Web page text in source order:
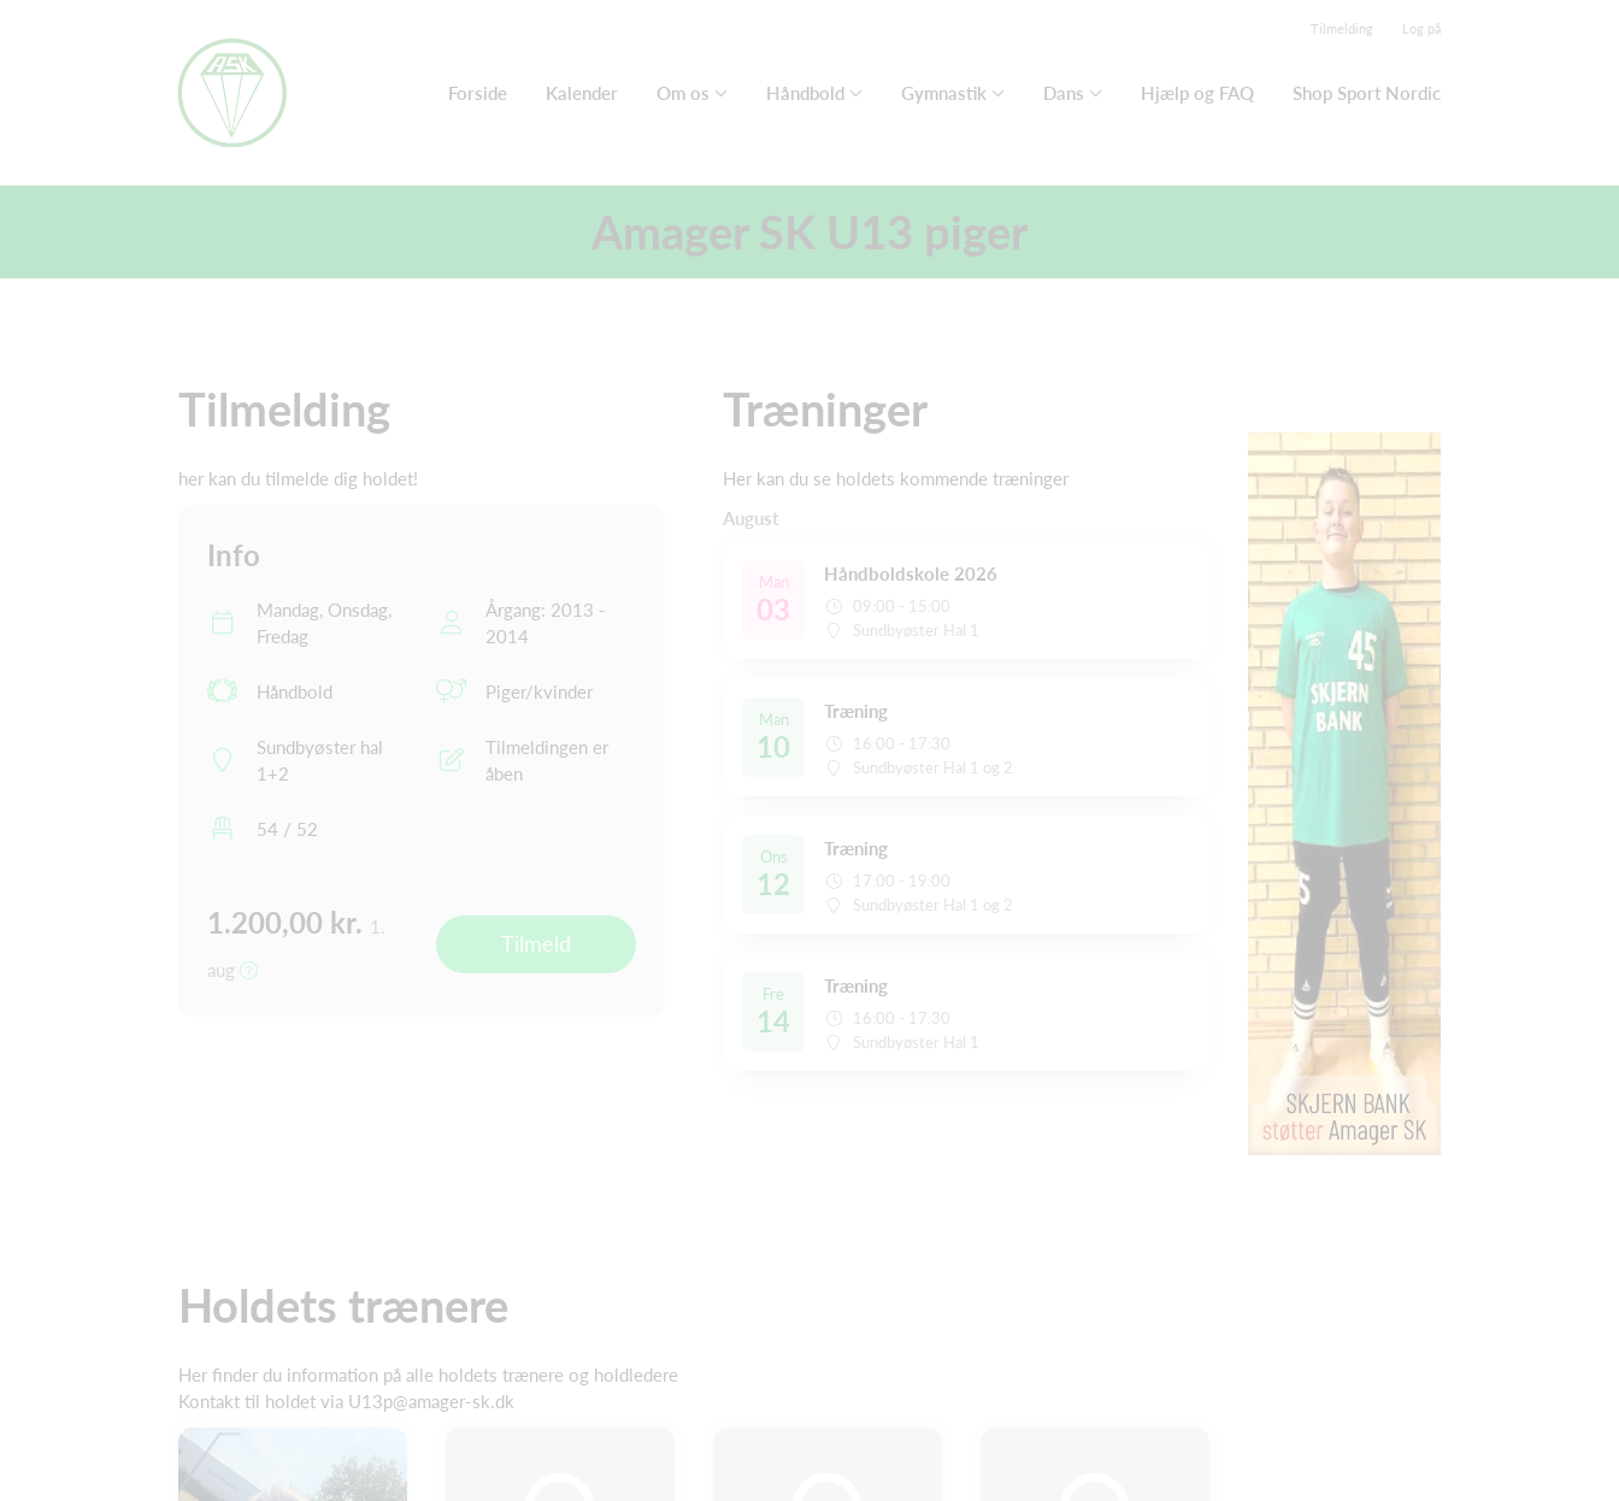
Tilmelding Log på
Forside Kalender Om os Håndbold Gymnastik Dans Hjælp og FAQ Shop Sport Nordic
Amager SK U13 piger
Tilmelding
her kan du tilmelde dig holdet!
Info
Mandag, Onsdag,
Fredag
Årgang: 2013 -
2014
Håndbold Piger/kvinder
Sundbyøster hal
1+2
Tilmeldingen er
åben
54 / 52
1.200,00 kr. 1.
aug
Tilmeld
Træninger
Her kan du se holdets kommende træninger
August
Man
03
Håndboldskole 2026
09:00 - 15:00
Sundbyøster Hal 1
Man
10
Træning
16:00 - 17:30
Sundbyøster Hal 1 og 2
Ons
12
Træning
17:00 - 19:00
Sundbyøster Hal 1 og 2
Fre
14
Træning
16:00 - 17:30
Sundbyøster Hal 1
Holdets trænere
Her finder du information på alle holdets trænere og holdledere
Kontakt til holdet via U13p@amager-sk.dk